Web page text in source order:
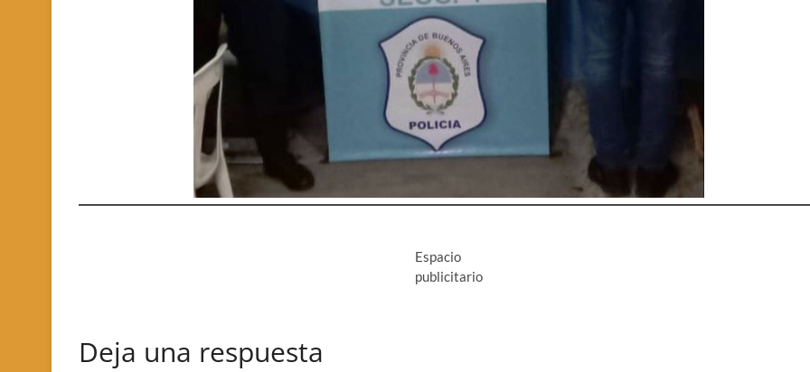
Espacio
publicitario
Deja una respuesta